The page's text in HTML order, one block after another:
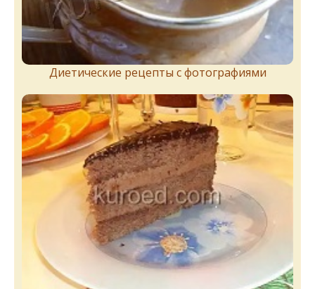
Диетические рецепты с фотографиями